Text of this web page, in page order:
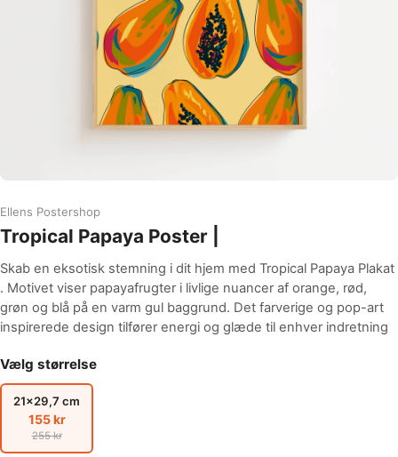
Ellens Postershop
Tropical Papaya Poster |
Skab en eksotisk stemning i dit hjem med Tropical Papaya Plakat
. Motivet viser papayafrugter i livlige nuancer af orange, rød,
grøn og blå på en varm gul baggrund. Det farverige og pop-art
inspirerede design tilfører energi og glæde til enhver indretning
Vælg størrelse
21x29,7 cm
155 kr
255 kr